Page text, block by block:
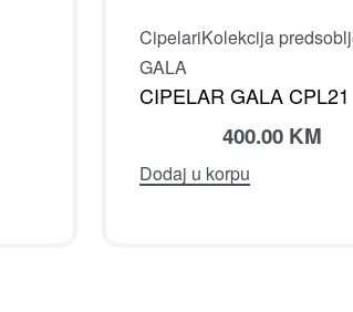
CipelariKolekcija
GALA
CIPELAR GALA CPL21
400.00 KM
Dodaj u korpu